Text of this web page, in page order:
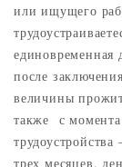
или ищущего
единовременная
после
величины
также с
трех месяцев,